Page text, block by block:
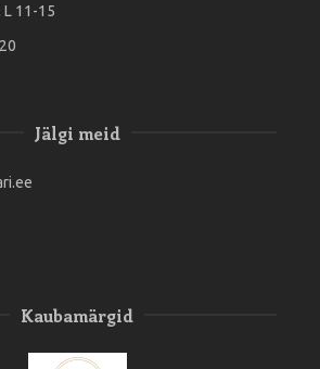
L 11-15
Jälgi meid
Kaubamärgid